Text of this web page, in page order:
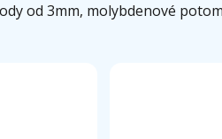
od 3mm, molybdenové